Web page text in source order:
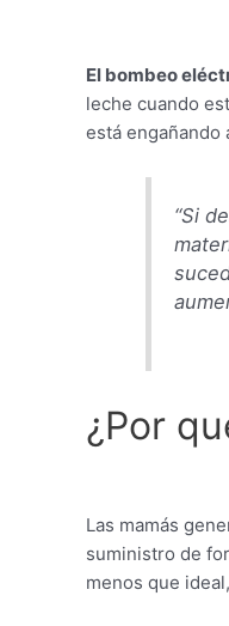
El bombeo
leche cuando
está engañando
“Si
¿Por
Las mamás
suministro de
menos que